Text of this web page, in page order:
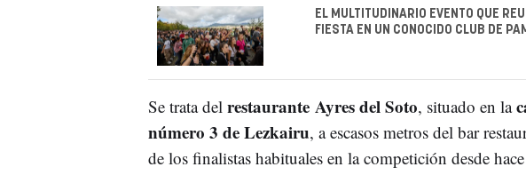
EL MULTITUDINARIO EVENTO QUE
FIESTA EN UN CONOCIDO CLUB DE
Se trata delrestaurante Ayres del Soto, situado en la
número 3 de Lezkairu, a escasos metros del bar
de los finalistas habituales en la competición desde